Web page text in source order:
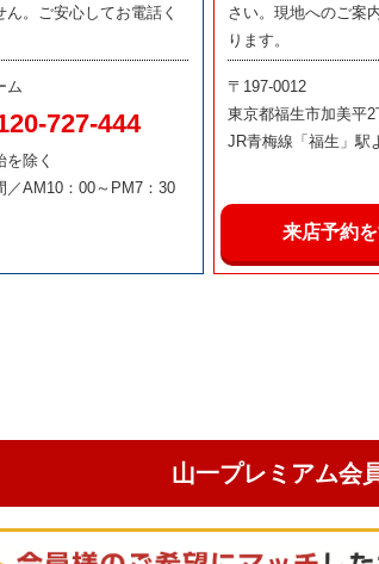
ん。ご安心してお電話く
ム
727-444
を除く
／AM10：00～PM7：30
さい。現地へのご案
ります。
〒197-0012
東京都福生市加美平2
JR青梅線「福生」駅
来店予約
山一プレミアム会